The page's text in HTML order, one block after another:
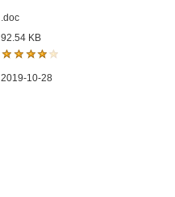
.doc
92.54 KB
2019-10-28